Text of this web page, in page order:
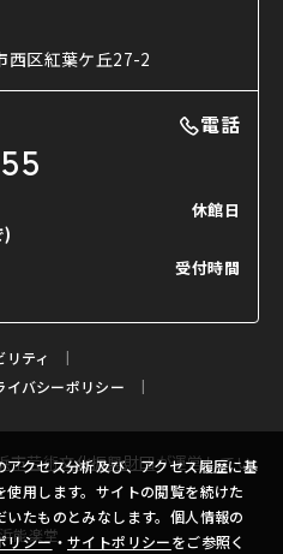
クセス分析及び、アクセス履歴に基
用します。サイトの閲覧を続けた
たものとみなします。個人情報の
リシー・サイトポリシーをご参照く
西区紅葉ケ丘27-2
電話
休館日
)
受付時間
リティ
イバシーポリシー
市芸術文化振興財団が運営してい
能楽堂